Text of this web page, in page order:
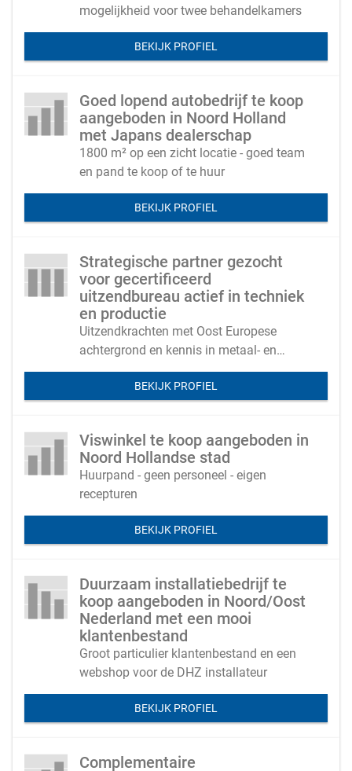
mogelijkheid voor twee behandelkamers
BEKIJK PROFIEL
Goed lopend autobedrijf te koop
aangeboden in Noord Holland
met Japans dealerschap
1800 m² op een zicht locatie - goed team
en pand te koop of te huur
BEKIJK PROFIEL
Strategische partner gezocht
voor gecertificeerd
uitzendbureau actief in techniek
en productie
Uitzendkrachten met Oost Europese
achtergrond en kennis in metaal- en
technieksector, voedingsindustrie,
houtindustrie en productiebedrijven.
BEKIJK PROFIEL
Viswinkel te koop aangeboden in
Noord Hollandse stad
Huurpand - geen personeel - eigen
recepturen
BEKIJK PROFIEL
Duurzaam installatiebedrijf te
koop aangeboden in Noord/Oost
Nederland met een mooi
klantenbestand
Groot particulier klantenbestand en een
webshop voor de DHZ installateur
BEKIJK PROFIEL
Complementaire